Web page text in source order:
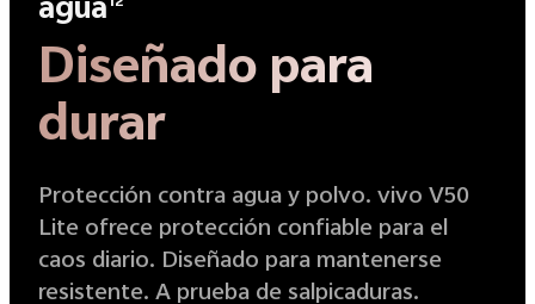
agua
Diseñado para
durar
Protección contra agua y polvo. vivo V50
Lite ofrece protección confiable para el
caos diario. Diseñado para mantenerse
resistente. A prueba de salpicaduras.